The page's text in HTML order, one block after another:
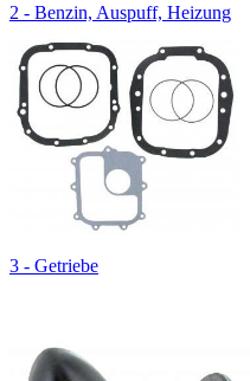
2 - Benzin, Auspuff, Heizung
3 - Getriebe